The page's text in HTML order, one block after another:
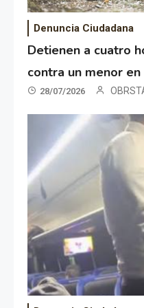
Denuncia Ciudadana
Detienen a cuatro
contra un menor en
28/07/2026